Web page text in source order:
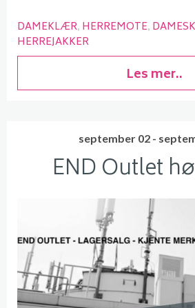
DAMEKLÆR HERREMOTE
HERREJAKKER
Les mer..
september 02 -
END Outlet